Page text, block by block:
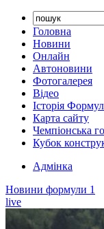
Головна
Новини
Онлайн
Автоновини
Фотогалерея
Відео
Історія
Карта сайту
Чемпіонська
Кубок
Адмінка
Новини формули 1
live